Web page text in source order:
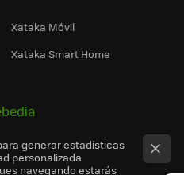
Xataka Móvil
Xataka Smart Home
generar estadísticas
personalizada
navegando estarás